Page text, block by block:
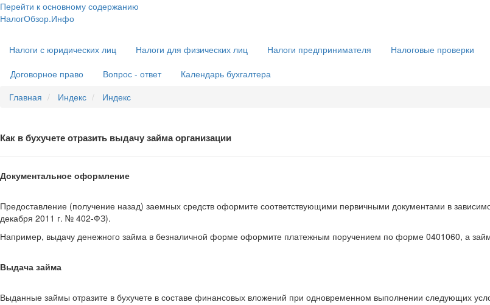
Перейти к основному содержанию
НалогОбзор.Инфо
навигация
Налоги с юридических лиц Налоги для физических лиц Налоги предпринимателя Налоговые проверки
Договорное право
Вопрос - ответ
Календарь бухгалтера
Главная
Индекс Индекс
Как в бухучете отразить выдачу займа организации
Документальное оформление
Предоставление (получение назад) заемных средств оформите соответствующими первичными документами в
декабря 2011 г. № 402-ФЗ).
Например, выдачу денежного займа в безналичной форме оформите платежным поручением по форме 0401060, а
Выдача займа
Выданные займы отразите в бухучете в составе финансовых вложений при одновременном выполнении следующих